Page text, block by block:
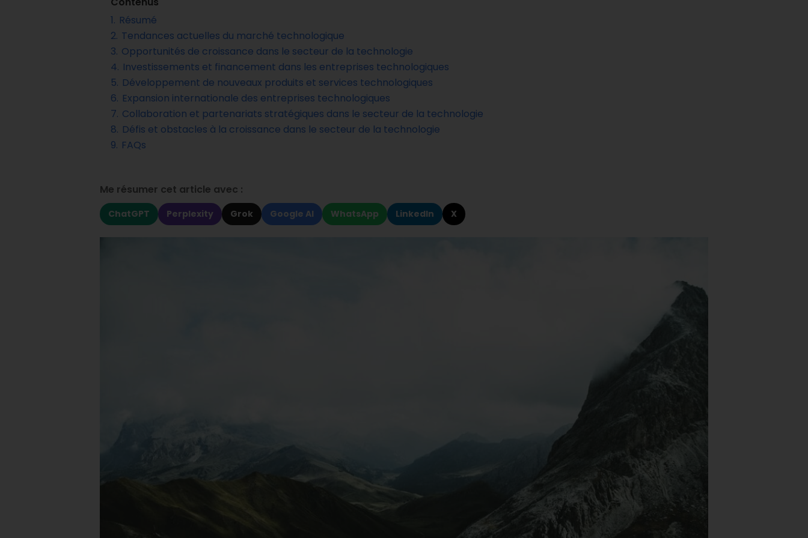
1. Résumé
2. Tendances actuelles du marché technologique
3. Opportunités de croissance dans le secteur de la technologie
4. Investissements et financement dans les entreprises technologiques
5. Développement de nouveaux produits et services technologiques
6. Expansion internationale des entreprises technologiques
7. Collaboration et partenariats stratégiques dans le secteur de la technologie
8. Défis et obstacles à la croissance dans le secteur de la technologie
9. FAQs
Me résumer cet article avec :
ChatGPT Perplexity Grok Google AI WhatsApp LinkedIn X